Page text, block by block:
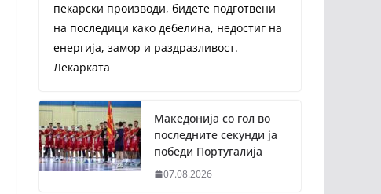
пекарски производи, бидете подготвени
на последици како дебелина, недостиг на
енергија, замор и раздразливост.
Лекарката
Македонија со гол во
последните секунди ја
победи Португалија
07.08.2026